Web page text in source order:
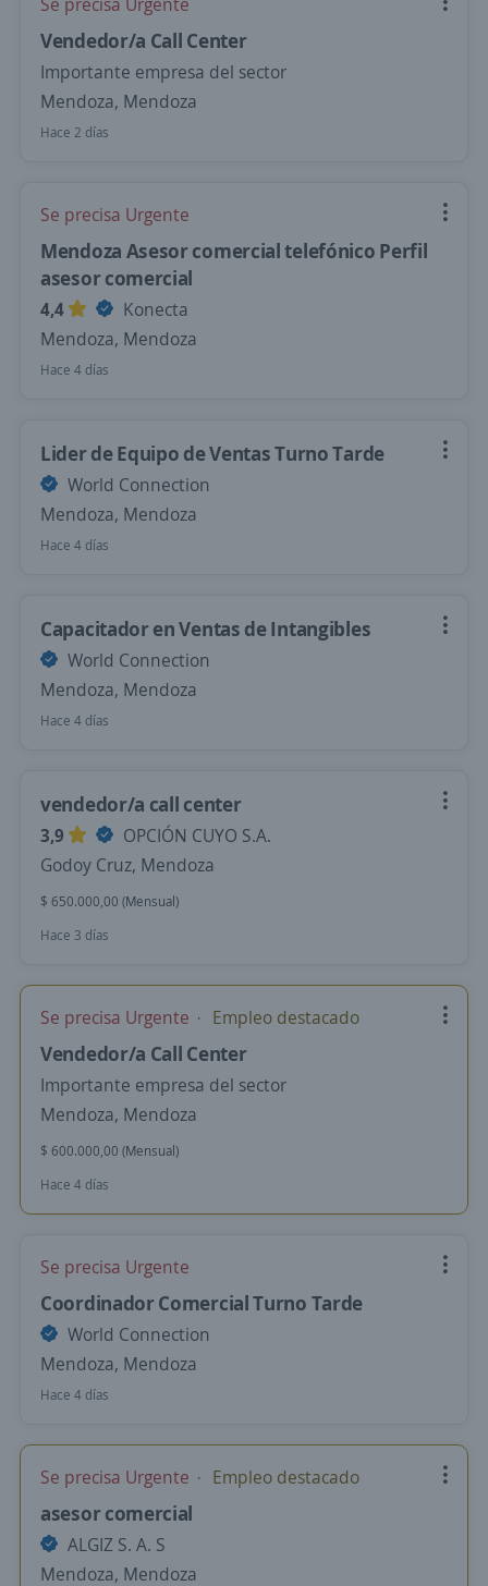
Vendedor/a Call Center
Importante empresa del sector
Mendoza, Mendoza
Hace 2 días
Se precisa Urgente
Mendoza Asesor comercial telefónico Perfil
asesor comercial
4,4
Konecta
Mendoza, Mendoza
Hace 4 días
Lider de Equipo de Ventas Turno Tarde
World Connection
Mendoza, Mendoza
Hace 4 días
Capacitador en Ventas de Intangibles
World Connection
Mendoza, Mendoza
Hace 4 días
vendedor/a call center
3,9
OPCIÓN CUYO S.A.
Godoy Cruz, Mendoza
$ 650.000,00 (Mensual)
Hace 3 días
Se precisa Urgente Empleo destacado
Vendedor/a Call Center
Importante empresa del sector
Mendoza, Mendoza
$ 600.000,00 (Mensual)
Hace 4 días
Se precisa Urgente
Coordinador Comercial Turno Tarde
World Connection
Mendoza, Mendoza
Hace 4 días
Se precisa Urgente Empleo destacado
asesor comercial
ALGIZ S. A. S
Mendoza, Mendoza